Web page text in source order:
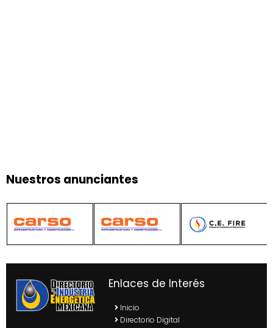
Nuestros anunciantes
Enlaces de Interés
Inicio
Directorio Digital